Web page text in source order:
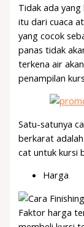
Tidak ada
itu dari cuaca
yang cocok
panas tidak
terkena air
penampilan
Satu-satunya
berkarat
cat untuk kursi
Harga
Faktor harga